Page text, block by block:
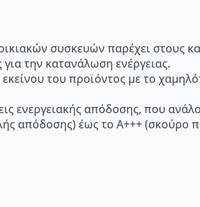
συσκευών παρέχει στους
την κατανάλωση ενέργειας.
του προϊόντος με το
ενεργειακής απόδοσης, που
απόδοσης) έως το Α+++ (σκούρο